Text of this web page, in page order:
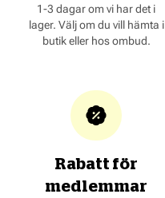
1-3 dagar om vi har det i
lager. Välj om du vill hämta i
butik eller hos ombud.
Rabatt för
medlemmar